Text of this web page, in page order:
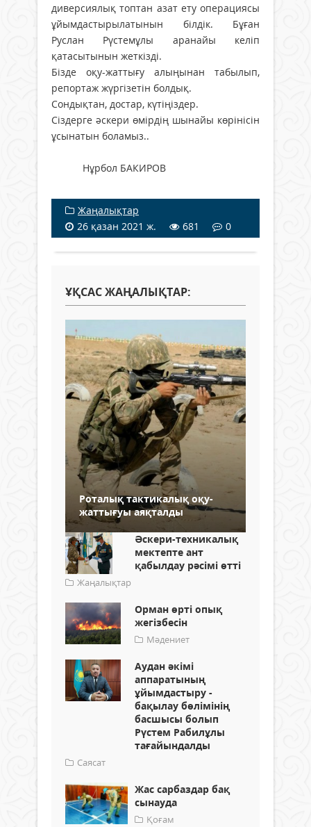
диверсиялық топтан азат ету операциясы
ұйымдастырылатынын білдік. Бұған
Руслан Рүстемұлы аранайы келіп
қатасытынын жеткізді.
Бізде оқу-жаттығу алыңынан табылып,
репортаж жүргізетін болдық.
Сондықтан, достар, күтіңіздер.
Сіздерге әскери өмірдің шынайы көрінісін
ұсынатын боламыз..
Нұрбол БАКИРОВ
Жаңалықтар
26 қазан 2021 ж.
681 0
ҰҚСАС ЖАҢАЛЫҚТАР:
Роталық тактикалық оқу-
жаттығуы аяқталды
Әскери-техникалық
мектепте ант
қабылдау рәсімі өтті
Жаңалықтар
Орман өрті опық
жегізбесін
Мәдениет
Аудан әкімі
аппаратының
ұйымдастыру -
бақылау бөлімінің
басшысы болып
Рүстем Рабилұлы
тағайындалды
Саясат
Жас сарбаздар бақ
сынауда
Қоғам